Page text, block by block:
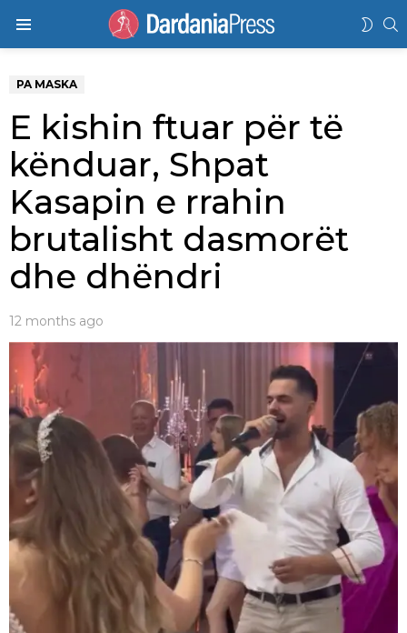
PA MASKA
E kishin ftuar për të
kënduar, Shpat
Kasapin e rrahin
brutalisht dasmorët
dhe dhëndri
12 months ago